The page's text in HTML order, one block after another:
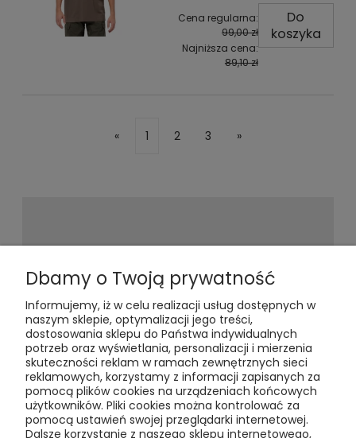
Cena regularna:
99,00 zł
Najniższa cena:
89,10 zł
Do
koszyka
« 1 2 3 »
Newsletter
Podaj swój adres e-mail, jeżeli chcesz
otrzymywać informacje o
nowościach i promocjach.
Dbamy o Twoją prywatność
Informujemy, iż w celu realizacji usług dostępnych w
naszym sklepie, optymalizacji jego treści,
dostosowania sklepu do Państwa indywidualnych
potrzeb oraz wyświetlania, personalizacji i mierzenia
skuteczności reklam w ramach zewnętrznych sieci
reklamowych, korzystamy z informacji zapisanych za
pomocą plików cookies na urządzeniach końcowych
użytkowników. Pliki cookies można kontrolować za
pomocą ustawień swojej przeglądarki internetowej.
Dalsze korzystanie z naszego sklepu internetowego,